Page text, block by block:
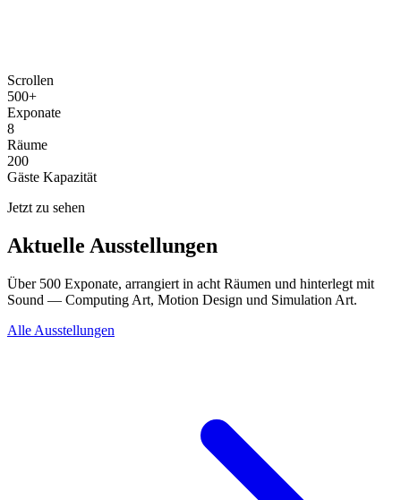
Scrollen
500+
Exponate
8
Räume
200
Gäste Kapazität
Jetzt zu sehen
Aktuelle Ausstellungen
Über 500 Exponate, arrangiert in acht Räumen und hinterlegt mit
Sound — Computing Art, Motion Design und Simulation Art.
Alle Ausstellungen